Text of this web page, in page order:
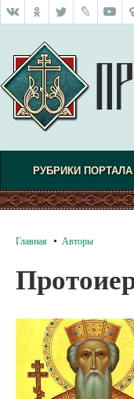
РУБРИКИ ПОРТАЛА
Главная Авторы